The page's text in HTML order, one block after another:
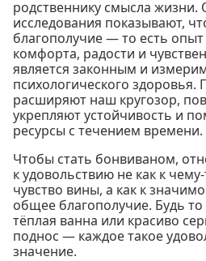
родственнику смысла
исследования показывают,
благополучие — то есть опыт
комфорта, радости и
является законным и
психологического
расширяют наш кругозор,
укрепляют устойчивость и
ресурсы с течением времени.
Чтобы стать бонвиваном,
к удовольствию не как к
чувство вины, а как к
общее благополучие. Будь
тёплая ванна или красиво
поднос — каждое такое
значение.